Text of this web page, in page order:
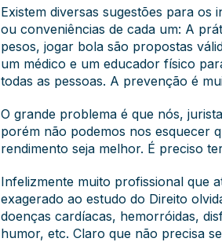
Existem diversas sugestões para os
ou conveniências de cada um: A
pesos, jogar bola são propostas
um médico e um educador físico
todas as pessoas. A prevenção é
O grande problema é que nós,
porém não podemos nos esquecer
rendimento seja melhor. É preciso
Infelizmente muito profissional que
exagerado ao estudo do Direito
doenças cardíacas, hemorróidas,
humor, etc. Claro que não precisa